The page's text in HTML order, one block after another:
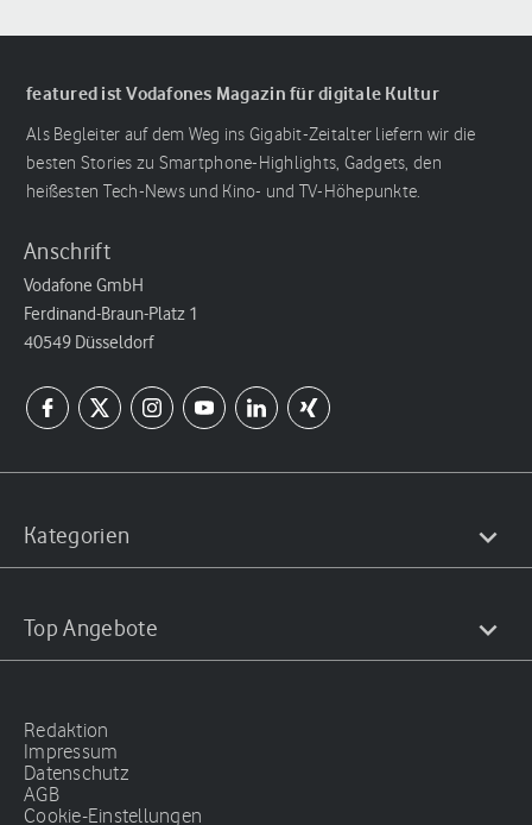
featured ist Vodafones Magazin für digitale Kultur
Als Begleiter auf dem Weg ins Gigabit-Zeitalter liefern wir die
besten Stories zu Smartphone-Highlights, Gadgets, den
heißesten Tech-News und Kino- und TV-Höhepunkte.
Anschrift
Vodafone GmbH
Ferdinand-Braun-Platz 1
40549 Düsseldorf
Kategorien
Top Angebote
Redaktion
Impressum
Datenschutz
AGB
Cookie-Einstellungen